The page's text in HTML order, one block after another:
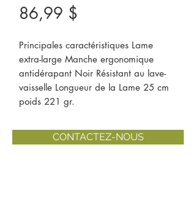
86,99 $
Principales caractéristiques Lame
extra-large Manche ergonomique
antidérapant Noir Résistant au lave-
vaisselle Longueur de la Lame 25 cm
poids 221 gr.
CONTACTEZ-NOUS